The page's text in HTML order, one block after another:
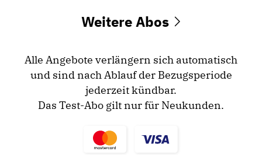
Weitere Abos
Alle Angebote verlängern sich automatisch
und sind nach Ablauf der Bezugsperiode
jederzeit kündbar.
Das Test-Abo gilt nur für Neukunden.